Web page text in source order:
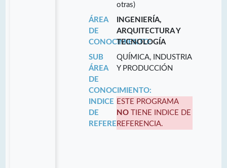
otras)
ÁREA
DE
CONOCIMIENTO:
INGENIERÍA,
ARQUITECTURA Y
TECNOLOGÍA
SUB
ÁREA
DE
CONOCIMIENTO:
QUÍMICA, INDUSTRIA
Y PRODUCCIÓN
INDICE
DE
REFERENCIA:
ESTE PROGRAMA
NO TIENE INDICE DE
REFERENCIA.